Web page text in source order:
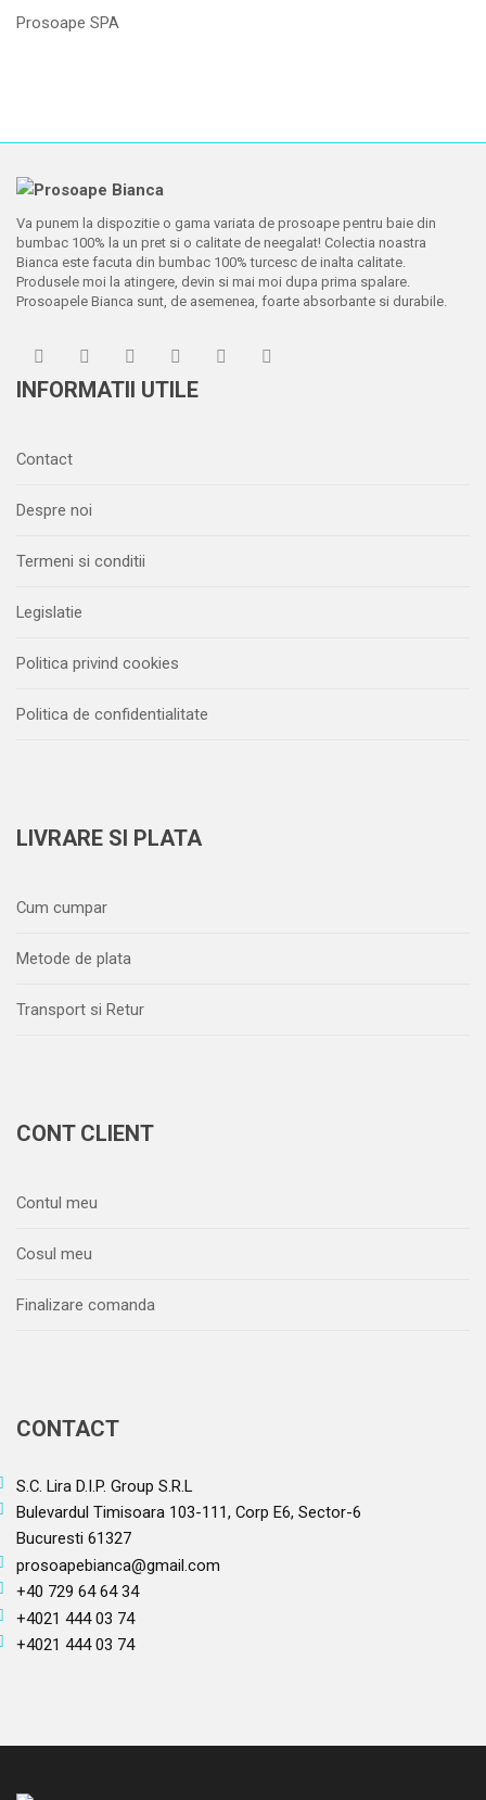
Prosoape SPA
Va punem la dispozitie o gama variata de prosoape pentru baie din
bumbac 100% la un pret si o calitate de neegalat! Colectia noastra
Bianca este facuta din bumbac 100% turcesc de inalta calitate.
Produsele moi la atingere, devin si mai moi dupa prima spalare.
Prosoapele Bianca sunt, de asemenea, foarte absorbante si durabile.
INFORMATII UTILE
Contact
Despre noi
Termeni si conditii
Legislatie
Politica privind cookies
Politica de confidentialitate
LIVRARE SI PLATA
Cum cumpar
Metode de plata
Transport si Retur
CONT CLIENT
Contul meu
Cosul meu
Finalizare comanda
CONTACT
S.C. Lira D.I.P. Group S.R.L
Bulevardul Timisoara 103-111, Corp E6, Sector-6
Bucuresti 61327
prosoapebianca@gmail.com
+40 729 64 64 34
+4021 444 03 74
+4021 444 03 74